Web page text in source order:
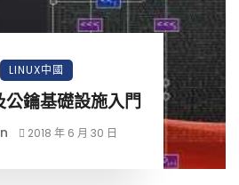
LINUX中國
公鑰基礎設施入門
2018 年 6 月 30 日